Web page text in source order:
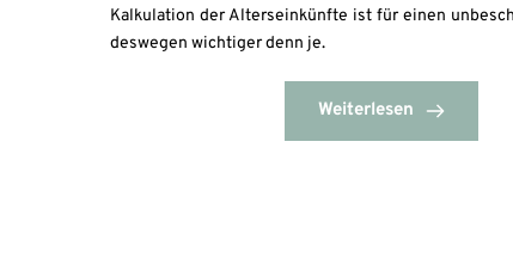
Kalkulation der Alterseinkünfte ist für einen
deswegen wichtiger denn je.
Weiterlesen